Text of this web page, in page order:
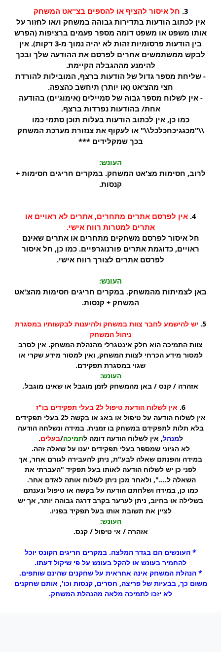
3. חל איסור להציף או להספים בצ''אט המשחק
אין לכתוב הודעות בתדירות גבוהה במשחק ו/או לחזור על
אותו משפט או משפט דומה מספר פעמים ברציפות (הפרש
בין הודעות פרסומיות זהות לא יהיה נמוך מ-3 דקות). אין
לבקש ממשתמשים אחרים לפרסם את ההודעה שלך ובכך
להימנע מההגבלה הקיימת.
- שליחת מספר גדול של הודעות ברצף, המובילות להורדת
חצי מהצ'אט (או יותר) תיחשב כהצפה.
- אין לשלוח מספר גבוה של סמיילים (אימוג'ים) בהודעה
אחת/ בהודעות נפרדות ברצף.
כמו כן, אין לכתוב הודעות בעלות תוכן סתמי כמו
\\"מכגגיכחכלכל\\" או לעקוף את צנזורת מערכת המשחק
בכך שמקלידים ***
העונש:
לרוב, חסימות מצ'אט המשחק. במקרים חריגים חסימות +
קנסות.
4. אין לפרסם אתרים מתחרים, אתרים לא ראויים או
אתרים למטרות רווח אישי.
חל איסור לפרסם משחקים מתחרים או אתרים שאינם
ראויים, כדוגמת אתרים פורנוגרפיים. כמו כן, חל איסור
לפרסם אתרים לצורך רווח אישי.
העונש:
באן לצמיתות מהמשחק. במקרים חריגים חסימות מהצ'אט
המשחק + קנסות.
5. יש להישמע לחבר צוות במשחק ולהיענות לבקשותיו במסגרת
ניהול המשחק
צוות התמיכה הוא חלק אינטגרלי מהנהלת המשחק. אין לסרב
למסור מידע הכרחי לצוות המשחק, ואין למסור מידע שקרי או
שגוי במסגרת תפקידם.
העונש:
אזהרה / קנס / באן מהמשחק לזמן מוגבל או שאינו מוגבל.
6. אין לשלוח הודעת טיפול ל2 בעלי תפקידים בו"ז
אין לשלוח הודעה על טיפול או באג או בקשה ל2 בעלי תפקידים
בלא תלות לתפקידם במשחק בו זמנית. במידה ונשלחה הודעה
למנהל, אין לשלוח הודעה דומה לתמיכה/בעלים.
לא הגיוני שמספר בעלי תפקידים יענו על שאלה זהה.
במידה והפנתם שאלה לבע"ת, ניתן להעבירה לגורם אחר, אך
לפני כן יש לשלוח הודעה לאותו בעל תפקיד "העברתי את
השאלה ל....", ולאחר מכן ניתן לשלוח אותה לאדם אחר.
כמו כן, במידה ושלחתם הודעה על בקשה או טיפול ונענתם
בשלילה או בחיוב, ניתן לערער בקרב דרגה גבוהה יותר, אך יש
לציין את תשובת אותו בעל תפקיד בפניו.
העונש:
אזהרה / אי טיפול / קנס.
* העונשים הם בגדר המלצה. במקרים חריגים הקונס יוכל
להחמיר בעונש או להקל בעונש על פי שיקול דעתו.
* הנהלת המשחק אינה אחראית על שחקנים שהינם שותפים.
משום כך, בבעיות של פריצה, חסרים, קנסות וכו', אותם שחקנים
לא יזכו לתמיכה מלאה מהנהלת המשחק.